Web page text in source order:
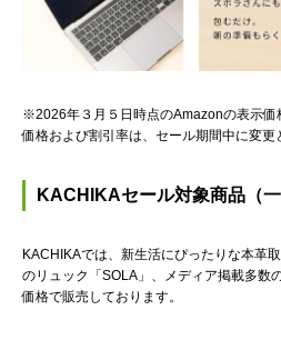
※2026年３月５日時点のAmazonの表示価
価格および割引率は、セール期間中に変更
KACHIKAセール対象商品（
KACHIKAでは、新生活にぴったりな本革
のリュック「SOLA」、メディア掲載多数
価格で販売しております。